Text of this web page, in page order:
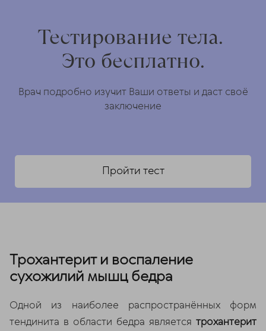
Тестирование тела.
Это бесплатно.
Врач подробно изучит Ваши ответы и даст своё
заключение
Пройти тест
Трохантерит и воспаление
сухожилий мышц бедра
Одной из наиболее распространённых форм
тендинита в области бедра является трохантерит